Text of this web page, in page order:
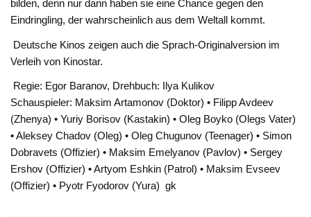
bilden, denn nur dann haben sie eine Chance gegen den
Eindringling, der wahrscheinlich aus dem Weltall kommt.
Deutsche Kinos zeigen auch die Sprach-Originalversion im
Verleih von Kinostar.
Regie: Egor Baranov, Drehbuch: Ilya Kulikov
Schauspieler: Maksim Artamonov (Doktor) • Filipp Avdeev
(Zhenya) • Yuriy Borisov (Kastakin) • Oleg Boyko (Olegs Vater)
• Aleksey Chadov (Oleg) • Oleg Chugunov (Teenager) • Simon
Dobravets (Offizier) • Maksim Emelyanov (Pavlov) • Sergey
Ershov (Offizier) • Artyom Eshkin (Patrol) • Maksim Evseev
(Offizier) • Pyotr Fyodorov (Yura) gk